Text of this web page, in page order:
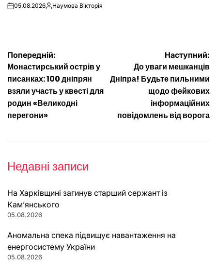
on05.08.2026Опубліковано
Наумова Вікторія
Навігація
записів
Попередній:
Монастирський острів у
писанках: 100 дніпрян
взяли участь у квесті для
родин «Великодні
перегони»
Наступний:
До уваги мешканців
Дніпра! Будьте пильними
щодо фейкових
інформаційних
повідомлень від ворога
Недавні записи
На Харківщині загинув старший сержант із
Кам’янського
05.08.2026
Аномальна спека підвищує навантаження на
енергосистему України
05.08.2026